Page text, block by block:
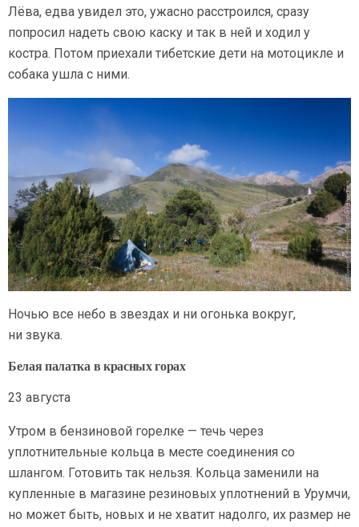
Лёва, едва увидел это, ужасно расстроился, сразу
попросил надеть свою каску и так в ней и ходил у
костра. Потом приехали тибетские дети на мотоцикле и
собака ушла с ними.
Ночью все небо в звездах и ни огонька вокруг,
ни звука.
Белая палатка в красных горах
23 августа
Утром в бензиновой горелке — течь через
уплотнительные кольца в месте соединения со
шлангом. Готовить так нельзя. Кольца заменили на
купленные в магазине резиновых уплотнений в Урумчи,
но может быть, новых и не хватит надолго, их размер не